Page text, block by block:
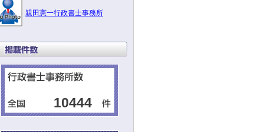
親田憲一行政書士事務所
10444